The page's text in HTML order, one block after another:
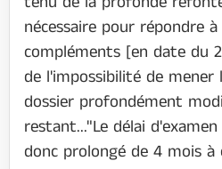
nécessaire pour répondre
compléments [en date du
de l'impossibilité de mener
dossier profondément
restant..."Le délai
donc prolongé de 4 mois